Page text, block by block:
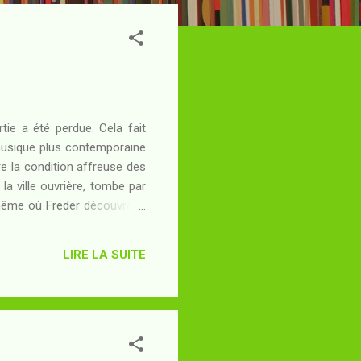
a été perdue. Cela fait
plus contemporaine
la condition affreuse des
ville ouvrière, tombe par
où Freder découvre le
LIRE LA SUITE